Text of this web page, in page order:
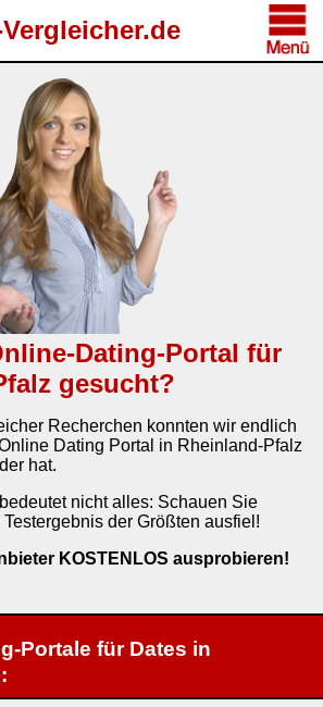
Dating-Portal für
gesucht?
Recherchen konnten wir endlich
Dating Portal in Rheinland-Pfalz
hat.
nicht alles: Schauen Sie
der Größten ausfiel!
KOSTENLOS ausprobieren!
Portale für Dates in